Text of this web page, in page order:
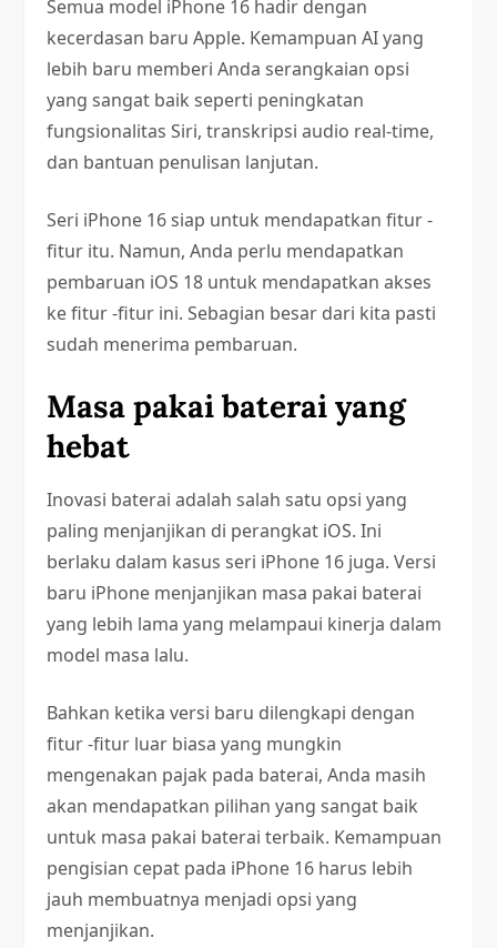
Semua model iPhone 16 hadir dengan
kecerdasan baru Apple. Kemampuan AI yang
lebih baru memberi Anda serangkaian opsi
yang sangat baik seperti peningkatan
fungsionalitas Siri, transkripsi audio real-time,
dan bantuan penulisan lanjutan.
Seri iPhone 16 siap untuk mendapatkan fitur -
fitur itu. Namun, Anda perlu mendapatkan
pembaruan iOS 18 untuk mendapatkan akses
ke fitur -fitur ini. Sebagian besar dari kita pasti
sudah menerima pembaruan.
Masa pakai baterai yang
hebat
Inovasi baterai adalah salah satu opsi yang
paling menjanjikan di perangkat iOS. Ini
berlaku dalam kasus seri iPhone 16 juga. Versi
baru iPhone menjanjikan masa pakai baterai
yang lebih lama yang melampaui kinerja dalam
model masa lalu.
Bahkan ketika versi baru dilengkapi dengan
fitur -fitur luar biasa yang mungkin
mengenakan pajak pada baterai, Anda masih
akan mendapatkan pilihan yang sangat baik
untuk masa pakai baterai terbaik. Kemampuan
pengisian cepat pada iPhone 16 harus lebih
jauh membuatnya menjadi opsi yang
menjanjikan.